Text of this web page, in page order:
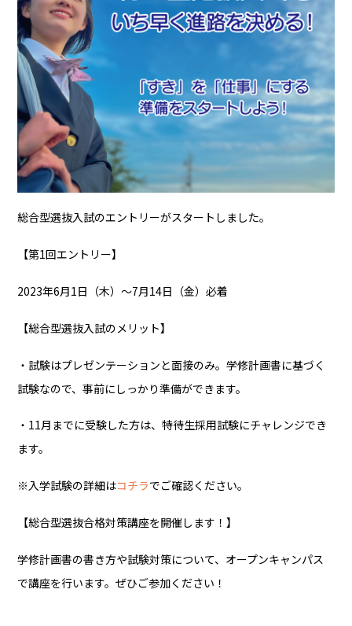
総合型選抜入試のエントリーがスタートしました。
【第1回エントリー】
2023年6月1日（木）～7月14日（金）必着
【総合型選抜入試のメリット】
・試験はプレゼンテーションと面接のみ。学修計画書に基づく
試験なので、事前にしっかり準備ができます。
・ 11月までに受験した方は、特待生採用試験にチャレンジでき
ます。
※入学試験の詳細はコチラでご確認ください。
【総合型選抜合格対策講座を開催します！】
学修計画書の書き方や試験対策について、オープンキャンパス
で講座を行います。ぜひご参加ください！